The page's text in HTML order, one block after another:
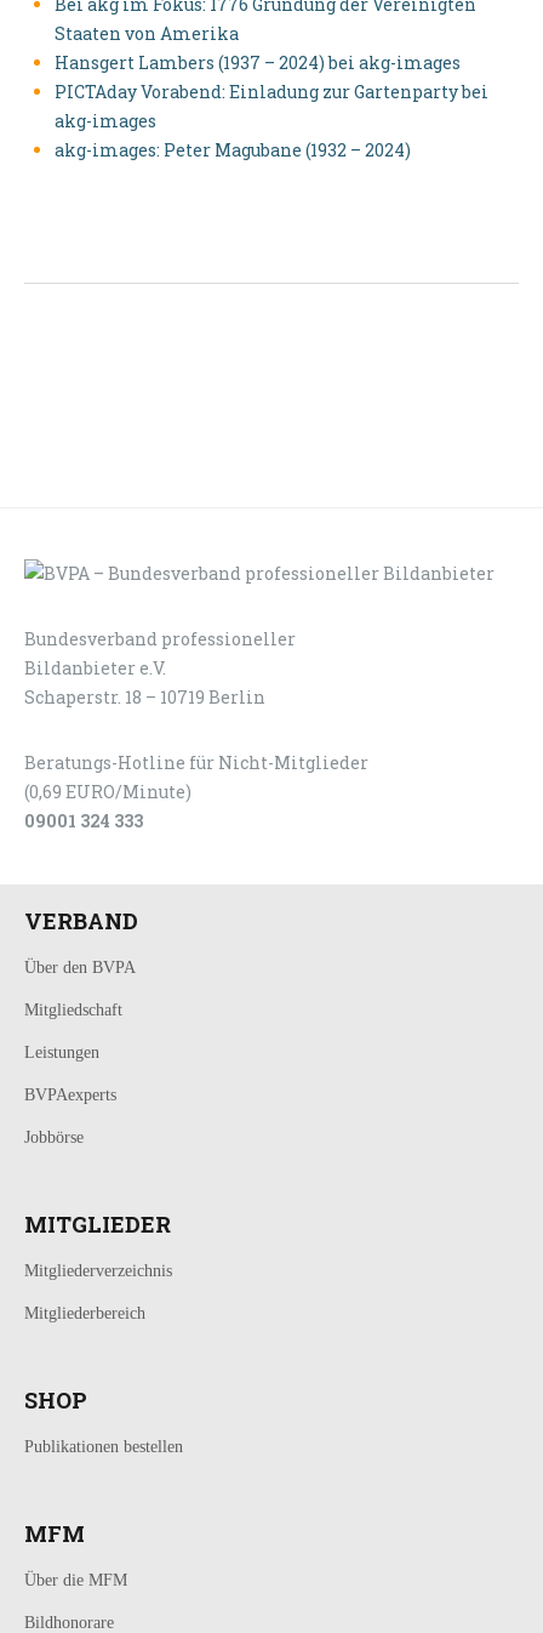
Staaten von Amerika
Hansgert Lambers (1937 – 2024) bei akg-images
PICTAday Vorabend: Einladung zur Gartenparty bei
akg-images
akg-images: Peter Magubane (1932 – 2024)
Bundesverband professioneller
Bildanbieter e.V.
Schaperstr. 18 – 10719 Berlin
Beratungs-Hotline für Nicht-Mitglieder
(0,69 EURO/Minute)
09001 324 333
VERBAND
Über den BVPA
Mitgliedschaft
Leistungen
BVPAexperts
Jobbörse
MITGLIEDER
Mitgliederverzeichnis
Mitgliederbereich
SHOP
Publikationen bestellen
MFM
Über die MFM
Bildhonorare